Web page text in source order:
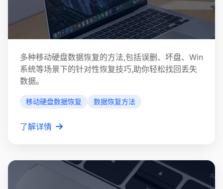
移动硬盘数据恢复
多种移动硬盘数据恢复的方法,包括误删、坏盘、Win
系统等场景下的针对性恢复技巧,助你轻松找回丢失
数据。
移动硬盘数据恢复 数据恢复方法
了解详情